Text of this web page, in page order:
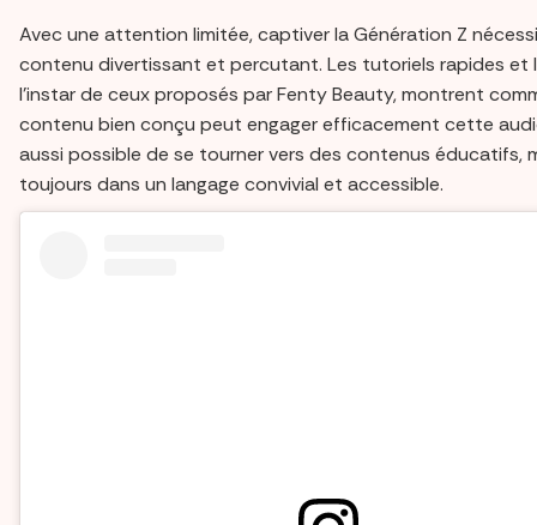
Avec une attention limitée, captiver la Génération Z
contenu divertissant et percutant. Les tutoriels rapides et
l'instar de ceux proposés par Fenty Beauty, montrent
contenu bien conçu peut engager efficacement cette
aussi possible de se tourner vers des contenus éducatifs,
toujours dans un langage convivial et accessible.